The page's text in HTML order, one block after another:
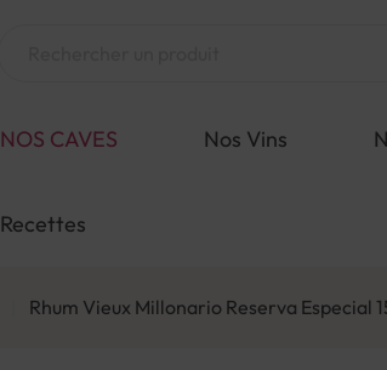
NOS CAVES Nos Vins
Recettes
Rhum Vieux Millonario Reserva Especial